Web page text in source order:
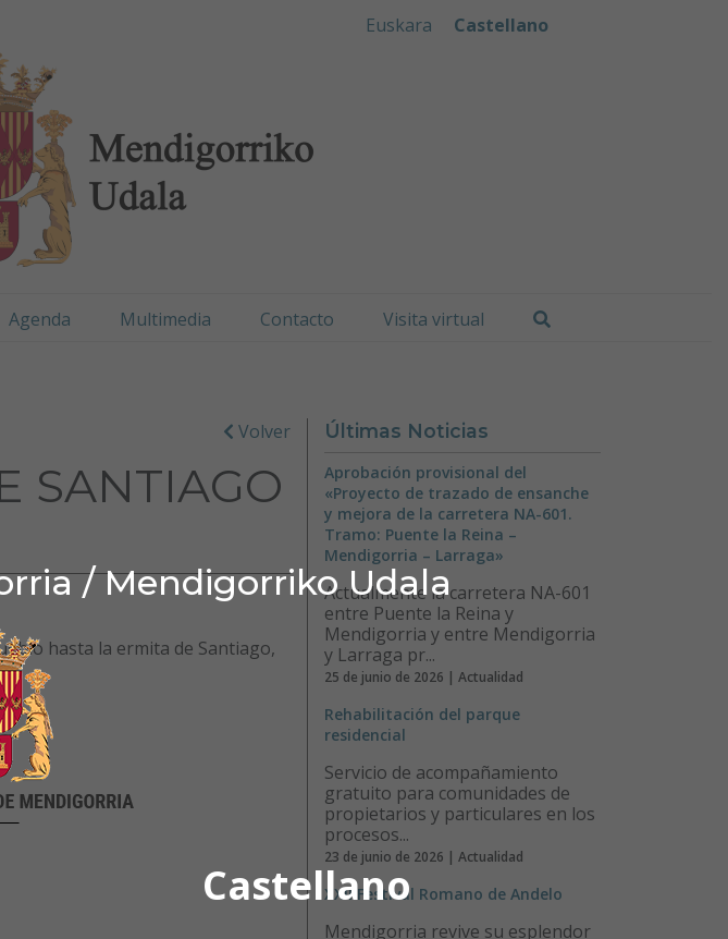
/ Mendigorriko Udala
Castellano
Udala
Euskara Castellano
Agenda Multimedia Contacto Visita virtual
Volver
SANTIAGO
hasta la ermita de Santiago,
Últimas Noticias
Aprobación provisional del
«Proyecto de trazado de ensanche
y mejora de la carretera NA-601.
Tramo: Puente la Reina –
Mendigorria – Larraga»
Actualmente la carretera NA-601
entre Puente la Reina y
Mendigorria y entre Mendigorria
y Larraga pr...
25 de junio de 2026 | Actualidad
Rehabilitación del parque
residencial
Servicio de acompañamiento
gratuito para comunidades de
propietarios y particulares en los
procesos...
23 de junio de 2026 | Actualidad
XXII Festival Romano de Andelo
Mendigorria revive su esplendor